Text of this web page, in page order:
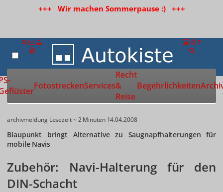
+++ Wir machen Sommerpause :) +++
Zur Startseite
FotostreckenServices
Recht
&
Reise
Begehrlichkeiten
archivmeldung Lesezeit ~ 2 Minuten 14.04.2008
Blaupunkt bringt Alternative zu Saugnapfhalterungen für
mobile Navis
Zubehör: Navi-Halterung für den
DIN-Schacht